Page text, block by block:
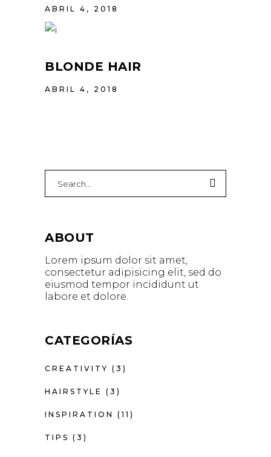
ABRIL 4, 2018
BLONDE HAIR
ABRIL 4, 2018
ABOUT
Lorem ipsum dolor sit amet,
consectetur adipisicing elit, sed do
eiusmod tempor incididunt ut
labore et dolore.
CATEGORÍAS
CREATIVITY (3)
HAIRSTYLE (3)
INSPIRATION (11)
TIPS (3)